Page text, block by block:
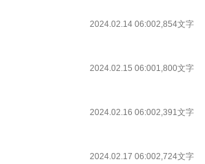
2024.02.14 06:002,854文字
2024.02.15 06:001,800文字
2024.02.16 06:002,391文字
2024.02.17 06:002,724文字